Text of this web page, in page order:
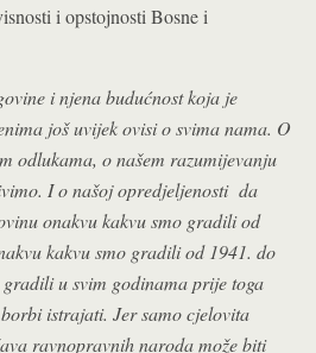
i opstojnosti Bosne i
i njena budućnost koja je
još uvijek ovisi o svima nama. O
odlukama, o našem razumijevanju
I o našoj opredjeljenosti da
onakvu kakvu smo gradili od
kakvu smo gradili od 1941. do
u svim godinama prije toga
istrajati. Jer samo cjelovita
ravnopravnih naroda može biti